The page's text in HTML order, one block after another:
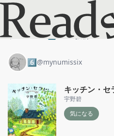
6️⃣"キッチン・セラピ
ホーム 6️⃣ 投稿
6️⃣@mynumissix
キッチン・セ
宇野碧
気になる